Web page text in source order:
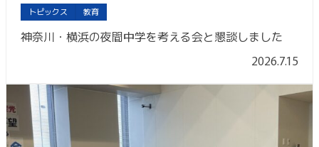
トピックス 教育
神奈川・横浜の夜間中学を考える会と懇談しました
2026.7.15